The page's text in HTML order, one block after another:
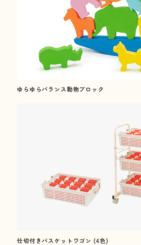
これまでも、これからも、安心と安
Peace of mind and safety, until now and more.
製品紹介
ゆらゆらバランス動物ブロック
仕切付きバスケットワゴン (4色)